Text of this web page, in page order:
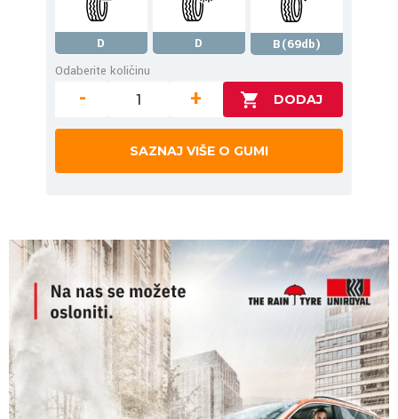
D D
B(69db)
Odaberite količinu
- +
SAZNAJ VIŠE O GUMI